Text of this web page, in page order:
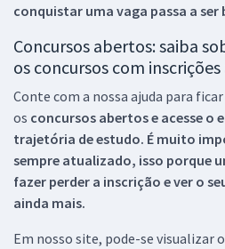
conquistar uma vaga passa a ser
Concursos abertos: saiba
os concursos com
Conte com a nossa ajuda para
os concursos abertos e acesse o
trajetória de estudo. É muito
sempre atualizado, isso porque
fazer perder a inscrição e ver o
ainda mais.
Em nosso site, pode-se visualizar